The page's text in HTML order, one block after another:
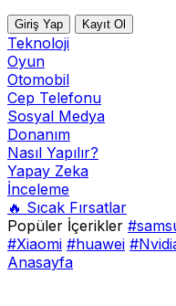
Giriş Yap Kayıt Ol
Teknoloji
Oyun
Otomobil
Cep Telefonu
Sosyal Medya
Donanım
Nasıl Yapılır?
Yapay Zeka
İnceleme
🔥 Sıcak Fırsatlar
Popüler İçerikler
#Xiaomi #huawei
Anasayfa